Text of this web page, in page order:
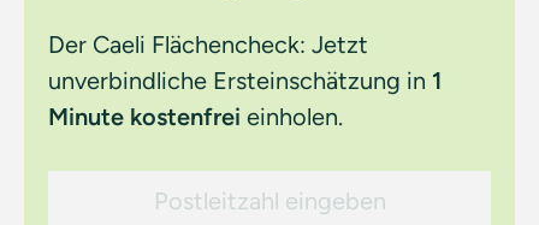
Der Caeli Flächencheck: Jetzt
unverbindliche Ersteinschätzung in 1
Minute kostenfrei einholen.